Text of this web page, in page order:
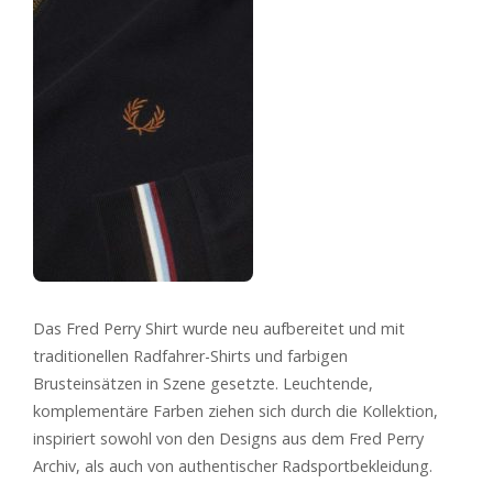
Das Fred Perry Shirt wurde neu aufbereitet und mit
traditionellen Radfahrer-Shirts und farbigen
Brusteinsätzen in Szene gesetzte. Leuchtende,
komplementäre Farben ziehen sich durch die Kollektion,
inspiriert sowohl von den Designs aus dem Fred Perry
Archiv, als auch von authentischer Radsportbekleidung.